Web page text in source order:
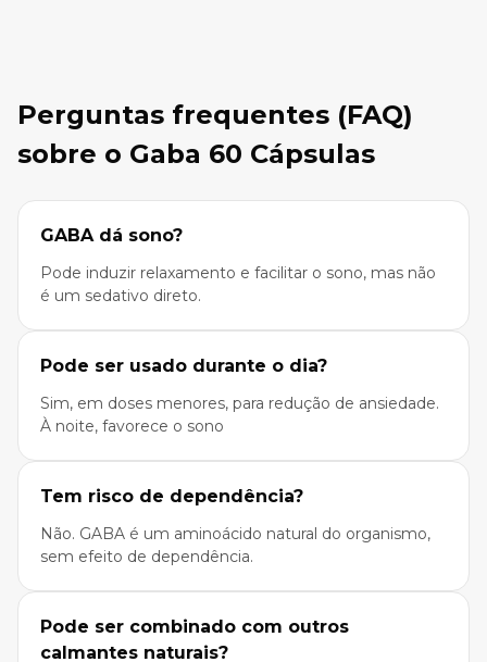
Perguntas frequentes (FAQ)
sobre o Gaba 60 Cápsulas
GABA dá sono?
Pode induzir relaxamento e facilitar o sono, mas não
é um sedativo direto.
Pode ser usado durante o dia?
Sim, em doses menores, para redução de ansiedade.
À noite, favorece o sono
Tem risco de dependência?
Não. GABA é um aminoácido natural do organismo,
sem efeito de dependência.
Pode ser combinado com outros
calmantes naturais?